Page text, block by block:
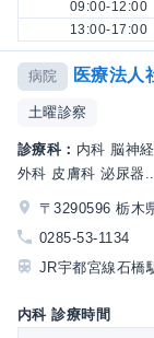
09:00-12:00
13:00-17:00
病院 医療法人
土曜診察
診療科： 内科 脳神
外科 皮膚科 泌尿器...
〒3290596 栃木
0285-53-1134
JR宇都宮線石橋
内科 診療時間